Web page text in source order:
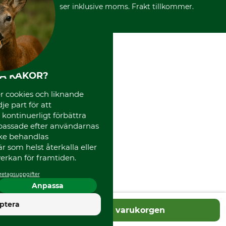
Lägg i varukorgen
Mässor
Instagram TOS
Media
Code of Conduct
*Alla priser inklusive moms. Frakt tillkommer.
KAKOR?
cookies och liknande
part för att
kontinuerligt förbättra
efter användarnas
behandlas
som helst återkalla eller
för framtiden.
Anpassa